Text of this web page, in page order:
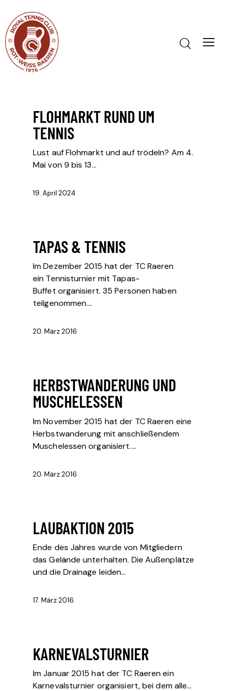
FLOHMARKT RUND UM
TENNIS
Lust auf Flohmarkt und auf trödeln? Am 4.
Mai von 9 bis 13…
19. April 2024
TAPAS & TENNIS
Im Dezember 2015 hat der TC Raeren
ein Tennisturnier mit Tapas-
Buffet organisiert. 35 Personen haben
teilgenommen.…
20. März 2016
HERBSTWANDERUNG UND
MUSCHELESSEN
Im November 2015 hat der TC Raeren eine
Herbstwanderung mit anschließendem
Muschelessen organisiert.…
20. März 2016
LAUBAKTION 2015
Ende des Jahres wurde von Mitgliedern
das Gelände unterhalten. Die Außenplätze
und die Drainage leiden…
17. März 2016
KARNEVALSTURNIER
Im Januar 2015 hat der TC Raeren ein
Karnevalsturnier organisiert, bei dem alle…